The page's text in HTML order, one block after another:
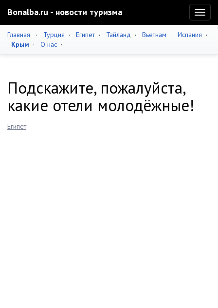
Bonalba.ru - новости туризма
Главная · Турция · Египет· Тайланд · Вьетнам · Испания ·
Крым · О нас ·
Подскажите, пожалуйста,
какие отели молодёжные!
Египет